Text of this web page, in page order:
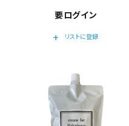
要ログイン
add
リストに登録